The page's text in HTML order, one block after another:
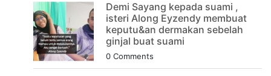
Demi Sayang kepada suami ,
isteri Along Eyzendy membuat
keputu&an dermakan sebelah
ginjal buat suami
0 Comments